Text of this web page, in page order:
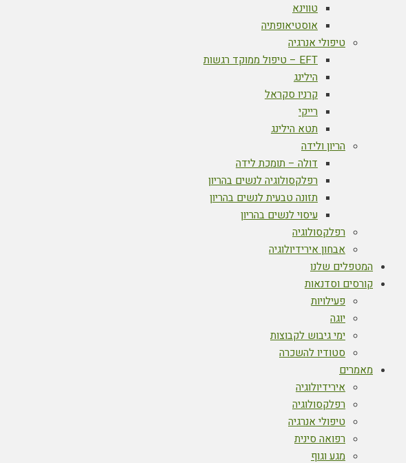
טווינא
אוסטיאופתיה
טיפולי אנרגיה
EFT – טיפול ממוקד רגשות
הילינג
קרניו סקראל
רייקי
תטא הילינג
הריון ולידה
דולה – תומכת לידה
רפלקסולוגיה לנשים בהריון
תזונה טבעית לנשים בהריון
עיסוי לנשים בהריון
רפלקסולוגיה
אבחון אירידיולוגיה
המטפלים שלנו
קורסים וסדנאות
פעילויות
יוגה
ימי גיבוש לקבוצות
סטודיו להשכרה
מאמרים
אירידיולוגיה
רפלקסולוגיה
טיפולי אנרגיה
רפואה סינית
מגע וגוף